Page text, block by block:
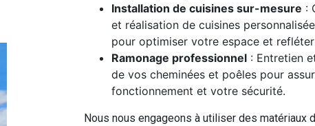
Installation de cuisines sur-mesure :
et réalisation de cuisines
pour optimiser votre espace et
Ramonage professionnel : Entretien
de vos cheminées et poêles pour
fonctionnement et votre sécurité.
Nous nous engageons à utiliser des matériaux